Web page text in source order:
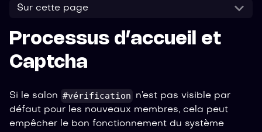
Sur cette page
Processus d’accueil et
Captcha
Si le salon #vérification
n’est pas visible par
défaut pour les nouveaux membres, cela peut
empêcher le bon fonctionnement du système